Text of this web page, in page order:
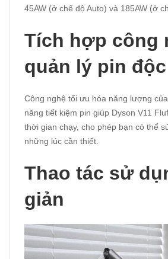
45AW (ở chế độ Auto) và 185AW (ở
Tích hợp công
quản lý pin
Công nghệ tối ưu hóa năng lượng
năng tiết kiệm pin giúp Dyson V11
thời gian chạy, cho phép bạn có thể
những lúc cần thiết.
Thao tác sử
giản